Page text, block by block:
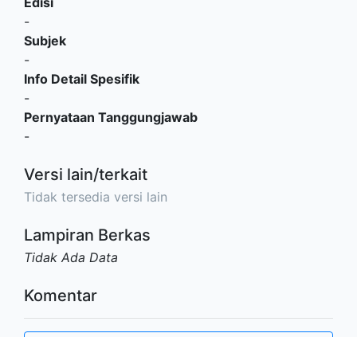
-
Subjek
-
Info Detail Spesifik
-
Pernyataan Tanggungjawab
-
Versi lain/terkait
Tidak tersedia versi lain
Lampiran Berkas
Tidak Ada Data
Komentar